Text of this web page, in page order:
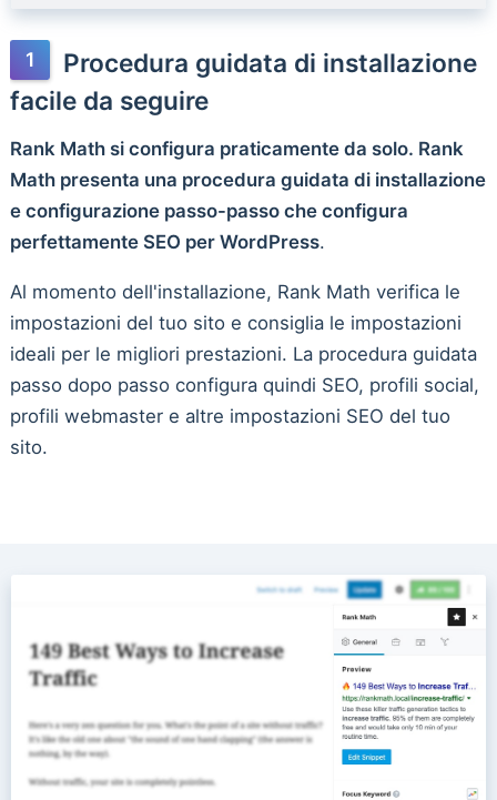
Procedura guidata di installazione
facile da seguire
Rank Math si configura praticamente da solo. Rank
Math presenta una procedura guidata di installazione
e configurazione passo-passo che configura
perfettamente SEO per WordPress.
Al momento dell'installazione, Rank Math verifica le
impostazioni del tuo sito e consiglia le impostazioni
ideali per le migliori prestazioni. La procedura guidata
passo dopo passo configura quindi SEO, profili social,
profili webmaster e altre impostazioni SEO del tuo
sito.